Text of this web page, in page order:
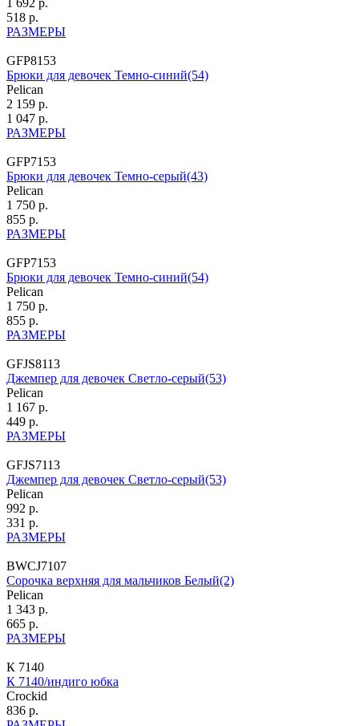
518 р.
РАЗМЕРЫ
GFP8153
Брюки для девочек Темно-синий(54)
Pelican
2 159 р.
1 047 р.
РАЗМЕРЫ
GFP7153
Брюки для девочек Темно-серый(43)
Pelican
1 750 р.
855 р.
РАЗМЕРЫ
GFP7153
Брюки для девочек Темно-синий(54)
Pelican
1 750 р.
855 р.
РАЗМЕРЫ
GFJS8113
Джемпер для девочек Светло-серый(53)
Pelican
1 167 р.
449 р.
РАЗМЕРЫ
GFJS7113
Джемпер для девочек Светло-серый(53)
Pelican
992 р.
331 р.
РАЗМЕРЫ
BWCJ7107
Сорочка верхняя для мальчиков Белый(2)
Pelican
1 343 р.
665 р.
РАЗМЕРЫ
К 7140
К 7140/индиго юбка
Crockid
836 р.